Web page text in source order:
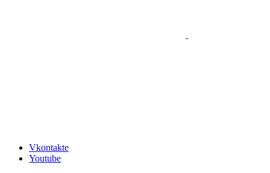
Vkontakte
Youtube